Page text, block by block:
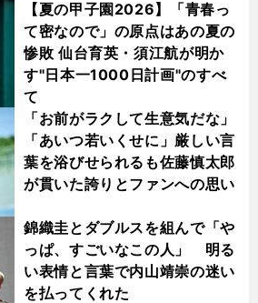
【夏の甲子園2026】「青春っ
て密なので」の原点はあの夏の
惨敗 仙台育英・須江航が明か
す"日本一1000日計画"のすべ
て
「お前がラクして生意気だな」
「あいつ若いくせに」厳しい言
葉を浴びせられるも佐藤慎太郎
が貫いた誇りとファンへの思い
錦織圭とダブルスを組んで「や
っぱ、すごいなこの人」 明る
い表情と言葉で内山靖崇の迷い
を払ってくれた